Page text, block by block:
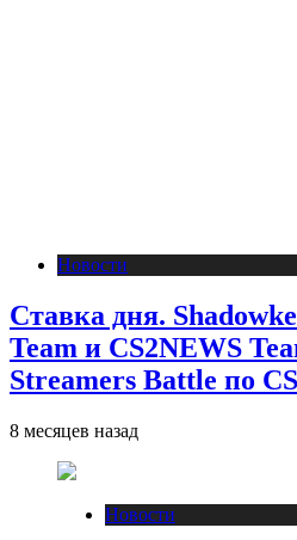
Новости
Ставка дня.
Team и CS2NEWS
Streamers Battle по
8 месяцев назад
Новости